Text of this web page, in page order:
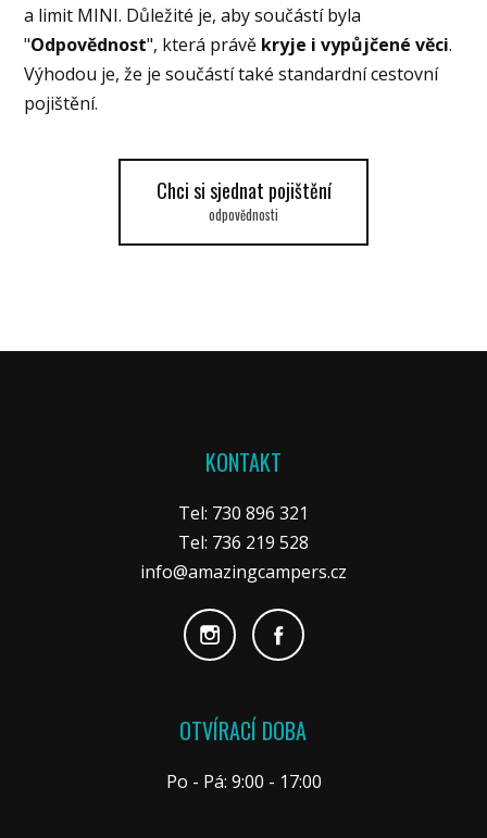
a limit MINI. Důležité je, aby součástí byla
"Odpovědnost", která právě kryje i vypůjčené věci.
Výhodou je, že je součástí také standardní cestovní
pojištění.
Chci si sjednat pojištění
odpovědnosti
KONTAKT
Tel: 730 896 321
Tel: 736 219 528
info@amazingcampers.cz
OTVÍRACÍ DOBA
Po - Pá: 9:00 - 17:00